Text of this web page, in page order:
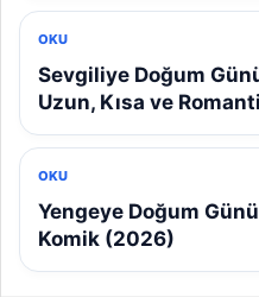
OKU
Sevgiliye Doğum
Uzun, Kısa ve
OKU
Yengeye Doğum
Komik (2026)